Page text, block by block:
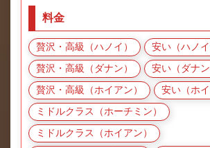
料金
贅沢・高級（ハノイ） 安い（ハノイ
贅沢・高級（ダナン） 安い（ダナン
贅沢・高級（ホイアン） 安い（ホイ
ミドルクラス（ホーチミン）
ミドルクラス（ホイアン）